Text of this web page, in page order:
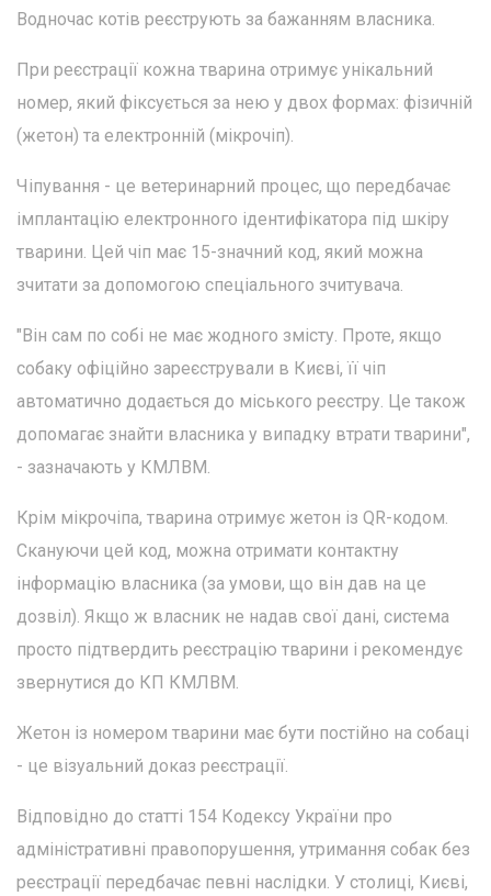
Водночас котів реєструють за бажанням власника.
При реєстрації кожна тварина отримує унікальний
номер, який фіксується за нею у двох формах: фізичній
(жетон) та електронній (мікрочіп).
Чіпування - це ветеринарний процес, що передбачає
імплантацію електронного ідентифікатора під шкіру
тварини. Цей чіп має 15-значний код, який можна
зчитати за допомогою спеціального зчитувача.
"Він сам по собі не має жодного змісту. Проте, якщо
собаку офіційно зареєстрували в Києві, її чіп
автоматично додається до міського реєстру. Це також
допомагає знайти власника у випадку втрати тварини",
- зазначають у КМЛВМ.
Крім мікрочіпа, тварина отримує жетон із QR-кодом.
Скануючи цей код, можна отримати контактну
інформацію власника (за умови, що він дав на це
дозвіл). Якщо ж власник не надав свої дані, система
просто підтвердить реєстрацію тварини і рекомендує
звернутися до КП КМЛВМ.
Жетон із номером тварини має бути постійно на собаці
- це візуальний доказ реєстрації.
Відповідно до статті 154 Кодексу України про
адміністративні правопорушення, утримання собак без
реєстрації передбачає певні наслідки. У столиці, Києві,